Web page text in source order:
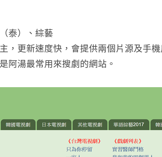
泰）、綜藝
，更新速度快，會提供兩個片源及手
阿湯最常用來搜劇的網站。